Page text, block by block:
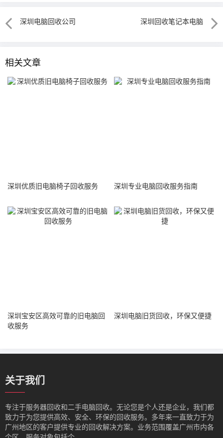
深圳电脑回收公司 深圳回收笔记本电脑
相关文章
深圳优质旧电脑椅子回收服务 深圳专业电脑回收服务指南
深圳宝安区高效可靠的旧电脑回
收服务
深圳电脑旧货回收，环保又便捷
关于我们
专注于服务器回收和二手电脑回收。无论您是个人还是企业，我们都
致力于为您提供高效、安全、环保的回收服务。多年来一直致力于为
广州地区的客户提供专业的回收解决方案。业务范围覆盖广州市内各